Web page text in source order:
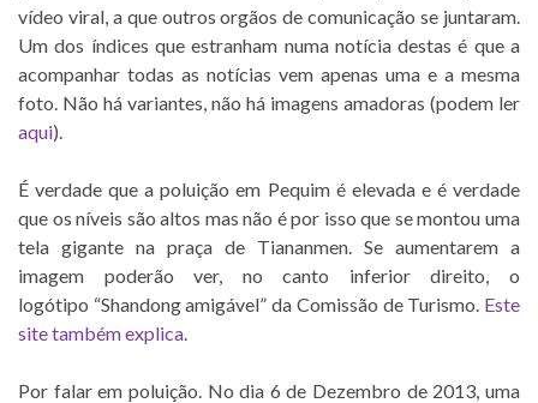
vídeo viral, a que outros orgãos de comunicação se juntaram.
Um dos índices que estranham numa notícia destas é que a
acompanhar todas as notícias vem apenas uma e a mesma
foto. Não há variantes, não há imagens amadoras (podem ler
aqui).
É verdade que a poluição em Pequim é elevada e é verdade
que os níveis são altos mas não é por isso que se montou uma
tela gigante na praça de Tiananmen. Se aumentarem a
imagem poderão ver, no canto inferior direito, o
logótipo “Shandong amigável” da Comissão de Turismo. Este
site também explica
Por falar em poluição. No dia 6 de Dezembro de 2013, uma